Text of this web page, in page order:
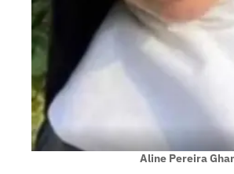
Aline Pereira